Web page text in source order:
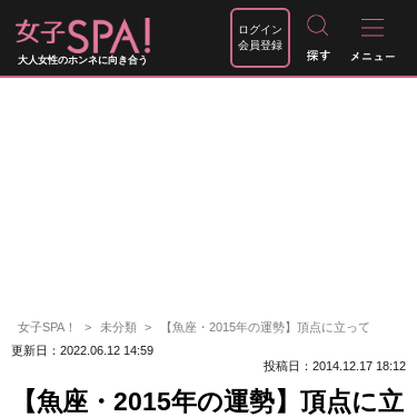
大人女性のホンネに向き合う
ログイン
会員登録
女子SPA！ 未分類
【魚座・2015年の運勢】頂点に立って
更新日：2022.06.12 14:59
投稿日：2014.12.17 18:12
【魚座・2015年の運勢】頂点に立